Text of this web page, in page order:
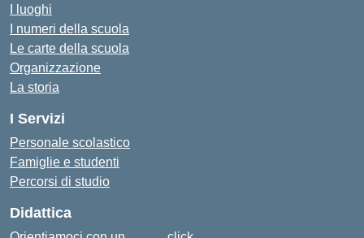
I luoghi
I numeri della scuola
Le carte della scuola
Organizzazione
La storia
I Servizi
Personale scolastico
Famiglie e studenti
Percorsi di studio
Didattica